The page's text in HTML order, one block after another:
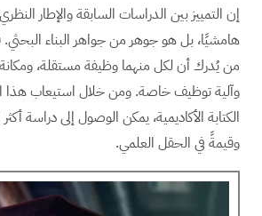
إن التمييز بين الدراسات السابقة والإطار
هامشيًا، بل هو جوهر من جواهر البناء
من يُدرك أن لكل منهما وظيفة مستقلة،
وآلية توظيف خاصة. ومن خلال استيعاب هذا
الكتابة الأكاديمية، يمكن الوصول إلى دراسة
وقيمةً في الحقل العلمي.